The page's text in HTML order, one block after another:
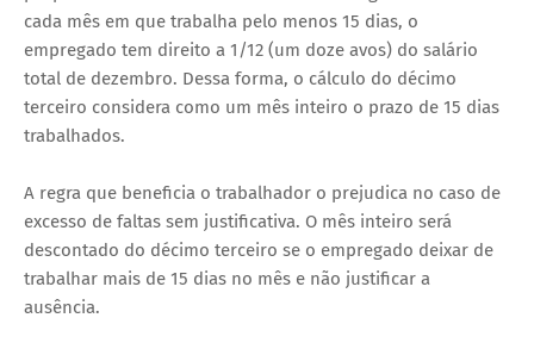
cada mês em que trabalha pelo menos 15 dias, o
empregado tem direito a 1/12 (um doze avos) do salário
total de dezembro. Dessa forma, o cálculo do décimo
terceiro considera como um mês inteiro o prazo de 15 dias
trabalhados.
A regra que beneficia o trabalhador o prejudica no caso de
excesso de faltas sem justificativa. O mês inteiro será
descontado do décimo terceiro se o empregado deixar de
trabalhar mais de 15 dias no mês e não justificar a
ausência.